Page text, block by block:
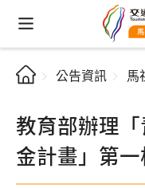
公告資訊 馬
教育部辦理
金計畫」第